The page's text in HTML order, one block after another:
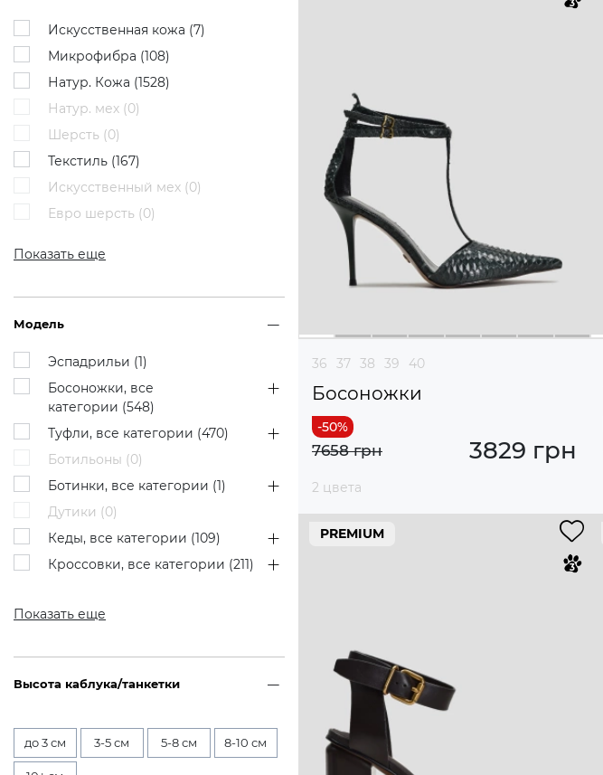
Искусственная кожа (7)
Микрофибра (108)
Натур. Кожа (1528)
Натур. мех (0)
Шерсть (0)
Текстиль (167)
Искусственный мех (0)
Евро шерсть (0)
Показать еще
Модель
Эспадрильи (1)
Босоножки, все
категории (548)
Туфли, все категории (470)
Ботильоны (0)
Ботинки, все категории (1)
Дутики (0)
Кеды, все категории (109)
Кроссовки, все категории (211)
Показать еще
Высота каблука/танкетки
до 3 см 3-5 см 5-8 см 8-10 см
36 37 38 39 40
Босоножки
3829 грн
7658 грн
2 цвета
PREMIUM